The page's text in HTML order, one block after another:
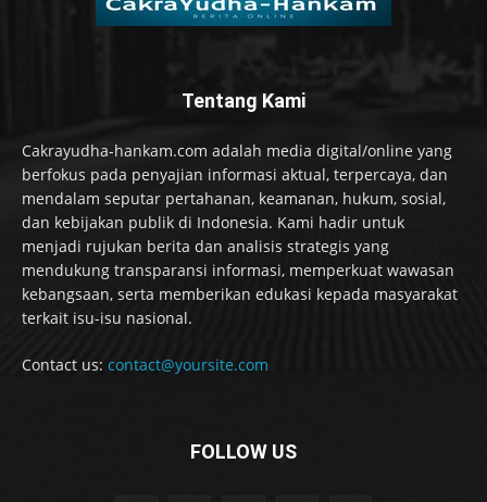
Tentang Kami
Cakrayudha-hankam.com adalah media digital/online yang
berfokus pada penyajian informasi aktual, terpercaya, dan
mendalam seputar pertahanan, keamanan, hukum, sosial,
dan kebijakan publik di Indonesia. Kami hadir untuk
menjadi rujukan berita dan analisis strategis yang
mendukung transparansi informasi, memperkuat wawasan
kebangsaan, serta memberikan edukasi kepada masyarakat
terkait isu-isu nasional.
Contact us: contact@yoursite.com
FOLLOW US